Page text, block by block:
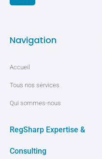
Navigation
Accueil
Tous nos services
Qui sommes-nous
RegSharp Expertise &
Consulting